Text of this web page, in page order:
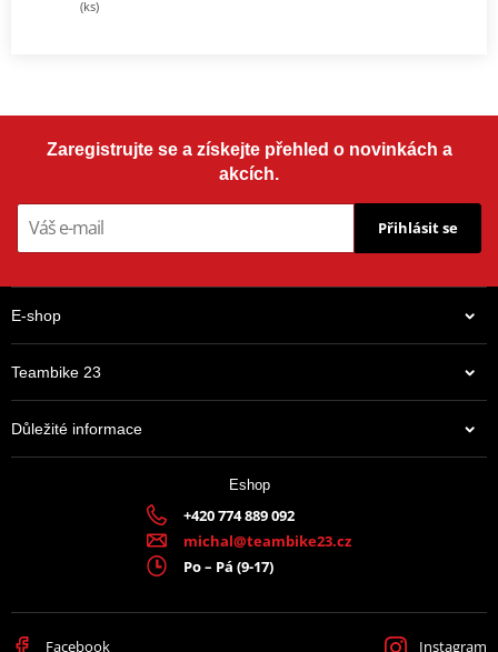
(ks)
Zaregistrujte se a získejte přehled o novinkách a
akcích.
Přihlásit se
E-shop
Teambike 23
Důležité informace
Eshop
+420 774 889 092
michal@teambike23.cz
Po – Pá (9-17)
Facebook Instagram